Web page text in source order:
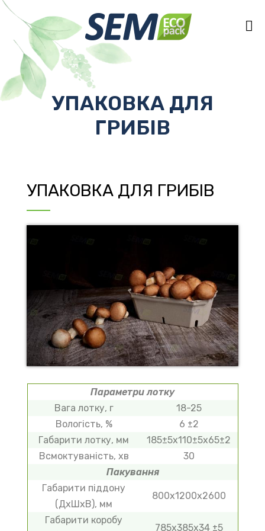
УПАКОВКА ДЛЯ
ГРИБІВ
УПАКОВКА ДЛЯ ГРИБІВ
Параметри лотку
Вага лотку, г
18-25
Вологість, %
6 ±2
Габарити лотку, мм
185±5х110±5х65±2
Всмоктуваність, хв
30
Пакування
Габарити піддону
(ДхШхВ), мм
800х1200х2600
Габарити коробу
785х385х34 ±5